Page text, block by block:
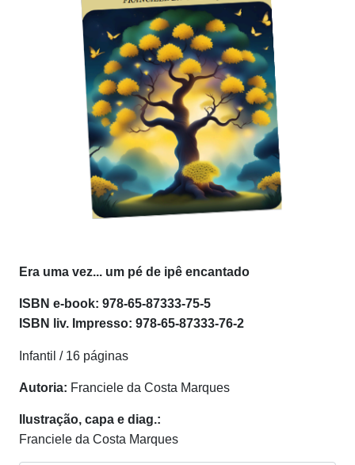
Era uma vez... um pé de ipê encantado
ISBN e-book: 978-65-87333-75-5
ISBN l iv. Impresso: 978-65-87333-76-2
Infantil / 16 páginas
Autoria: Franciele da Costa Marques
Ilustração, capa e diag.:
Franciele da Costa Marques